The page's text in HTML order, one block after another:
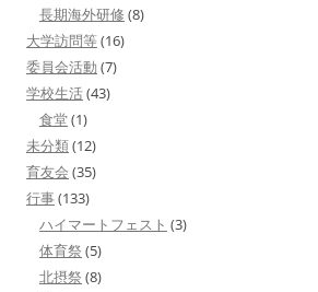
長期海外研修 (8)
大学訪問等(16)
委員会活動 (7)
学校生活(43)
食堂(1)
未分類(12)
育友会 (35)
行事(133)
ハイマートフェスト (3)
体育祭 (5)
北摂祭 (8)